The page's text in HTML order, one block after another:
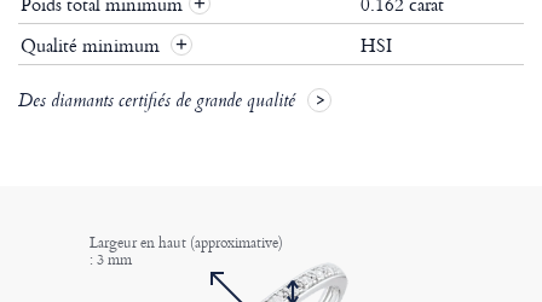
Qualité minimum
+ HSI
Des diamants certifiés de grande qualité
Largeur en haut (approximative)
: 3 mm